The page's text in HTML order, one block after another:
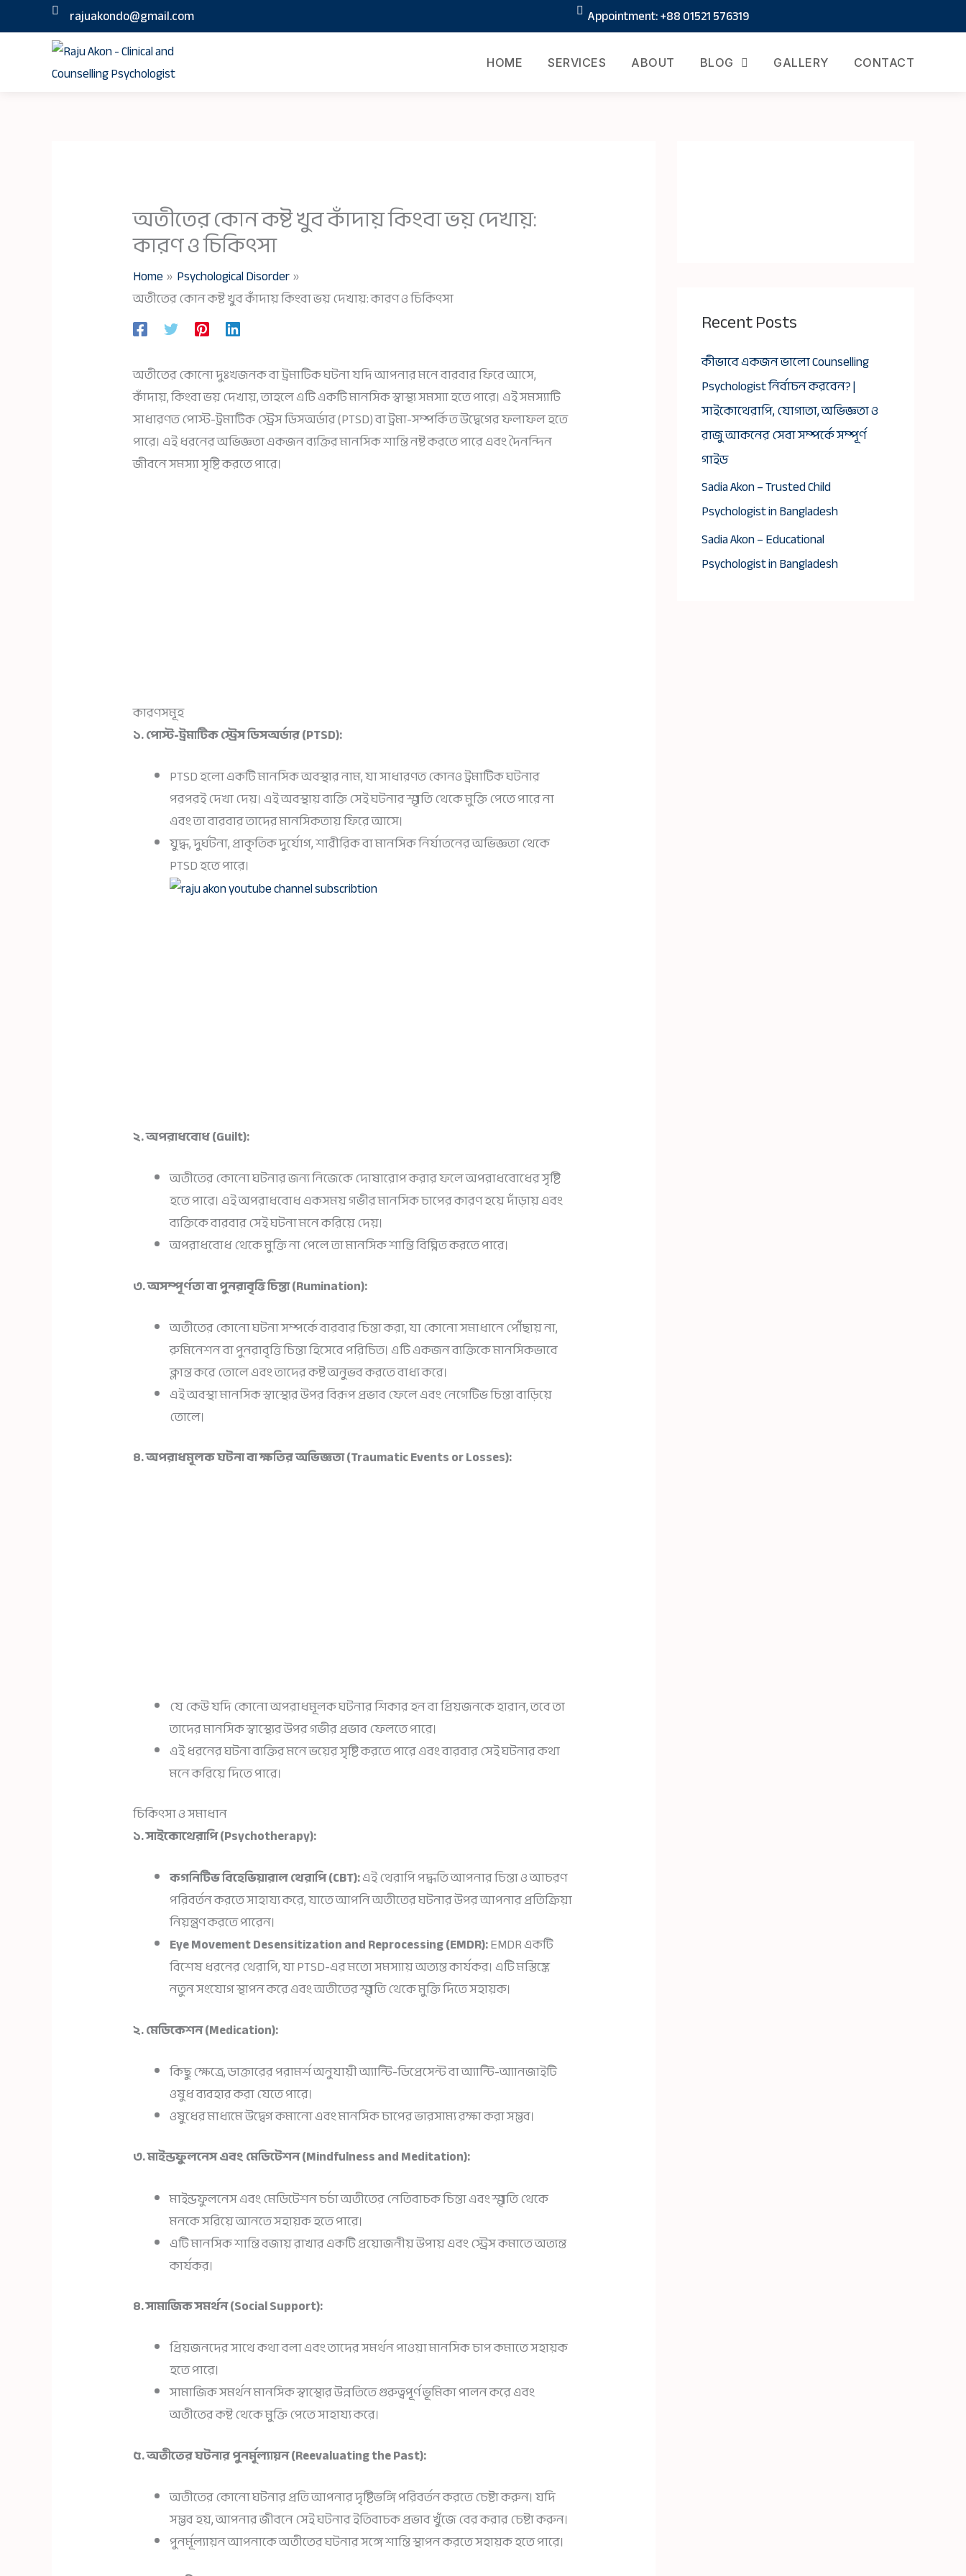
to
rajuakondo@gmail.com Appointment: +88 01521 576319
HOME SERVICES ABOUT BLOG GALLERY CONTACT
অতীতের কোন কষ্ট খুব কাঁদায় কিংবা ভয় দেখায়:
কারণ ও চিকিৎসা
Home
Psychological Disorder
অতীতের কোন কষ্ট খুব কাঁদায় কিংবা ভয় দেখায়: কারণ ও চিকিৎসা
অতীতের কোনো দুঃখজনক বা ট্রমাটিক ঘটনা যদি আপনার মনে বারবার ফিরে আসে,
কাঁদায়, কিংবা ভয় দেখায়, তাহলে এটি একটি মানসিক স্বাস্থ্য সমস্যা হতে পারে। এই সমস্যাটি
সাধারণত পোস্ট-ট্রমাটিক স্ট্রেস ডিসঅর্ডার (PTSD) বা ট্রমা-সম্পর্কিত উদ্বেগের ফলাফল হতে
পারে। এই ধরনের অভিজ্ঞতা একজন ব্যক্তির মানসিক শান্তি নষ্ট করতে পারে এবং দৈনন্দিন
জীবনে সমস্যা সৃষ্টি করতে পারে।
কারণসমূহ
১. পোস্ট-ট্রমাটিক স্ট্রেস ডিসঅর্ডার (PTSD):
PTSD হলো একটি মানসিক অবস্থার নাম, যা সাধারণত কোনও ট্রমাটিক ঘটনার
পরপরই দেখা দেয়। এই অবস্থায় ব্যক্তি সেই ঘটনার স্মৃতি থেকে মুক্তি পেতে পারে না
এবং তা বারবার তাদের মানসিকতায় ফিরে আসে।
যুদ্ধ, দুর্ঘটনা, প্রাকৃতিক দুর্যোগ, শারীরিক বা মানসিক নির্যাতনের অভিজ্ঞতা থেকে
PTSD হতে পারে।
২. অপরাধবোধ (Guilt):
অতীতের কোনো ঘটনার জন্য নিজেকে দোষারোপ করার ফলে অপরাধবোধের সৃষ্টি
হতে পারে। এই অপরাধবোধ একসময় গভীর মানসিক চাপের কারণ হয়ে দাঁড়ায় এবং
ব্যক্তিকে বারবার সেই ঘটনা মনে করিয়ে দেয়।
অপরাধবোধ থেকে মুক্তি না পেলে তা মানসিক শান্তি বিঘ্নিত করতে পারে।
৩. অসম্পূর্ণতা বা পুনরাবৃত্তি চিন্তা (Rumination):
অতীতের কোনো ঘটনা সম্পর্কে বারবার চিন্তা করা, যা কোনো সমাধানে পৌঁছায় না,
রুমিনেশন বা পুনরাবৃত্তি চিন্তা হিসেবে পরিচিত। এটি একজন ব্যক্তিকে মানসিকভাবে
ক্লান্ত করে তোলে এবং তাদের কষ্ট অনুভব করতে বাধ্য করে।
এই অবস্থা মানসিক স্বাস্থ্যের উপর বিরূপ প্রভাব ফেলে এবং নেগেটিভ চিন্তা বাড়িয়ে
তোলে।
৪. অপরাধমূলক ঘটনা বা ক্ষতির অভিজ্ঞতা (Traumatic Events or Losses):
যে কেউ যদি কোনো অপরাধমূলক ঘটনার শিকার হন বা প্রিয়জনকে হারান, তবে তা
তাদের মানসিক স্বাস্থ্যের উপর গভীর প্রভাব ফেলতে পারে।
এই ধরনের ঘটনা ব্যক্তির মনে ভয়ের সৃষ্টি করতে পারে এবং বারবার সেই ঘটনার কথা
মনে করিয়ে দিতে পারে।
চিকিৎসা ও সমাধান
১. সাইকোথেরাপি (Psychotherapy):
কগনিটিভ বিহেভিয়ারাল থেরাপি (CBT):এই থেরাপি পদ্ধতি আপনার চিন্তা ও আচরণ
পরিবর্তন করতে সাহায্য করে, যাতে আপনি অতীতের ঘটনার উপর আপনার প্রতিক্রিয়া
নিয়ন্ত্রণ করতে পারেন।
Eye Movement Desensitization and Reprocessing (EMDR):EMDR একটি
বিশেষ ধরনের থেরাপি, যা PTSD-এর মতো সমস্যায় অত্যন্ত কার্যকর। এটি মস্তিষ্কে
নতুন সংযোগ স্থাপন করে এবং অতীতের স্মৃতি থেকে মুক্তি দিতে সহায়ক।
২. মেডিকেশন (Medication):
কিছু ক্ষেত্রে, ডাক্তারের পরামর্শ অনুযায়ী অ্যান্টি-ডিপ্রেসেন্ট বা অ্যান্টি-অ্যানজাইটি
ওষুধ ব্যবহার করা যেতে পারে।
ওষুধের মাধ্যমে উদ্বেগ কমানো এবং মানসিক চাপের ভারসাম্য রক্ষা করা সম্ভব।
৩. মাইন্ডফুলনেস এবং মেডিটেশন (Mindfulness and Meditation):
মাইন্ডফুলনেস এবং মেডিটেশন চর্চা অতীতের নেতিবাচক চিন্তা এবং স্মৃতি থেকে
মনকে সরিয়ে আনতে সহায়ক হতে পারে।
এটি মানসিক শান্তি বজায় রাখার একটি প্রয়োজনীয় উপায় এবং স্ট্রেস কমাতে অত্যন্ত
কার্যকর।
৪. সামাজিক সমর্থন (Social Support):
প্রিয়জনদের সাথে কথা বলা এবং তাদের সমর্থন পাওয়া মানসিক চাপ কমাতে সহায়ক
হতে পারে।
সামাজিক সমর্থন মানসিক স্বাস্থ্যের উন্নতিতে গুরুত্বপূর্ণ ভূমিকা পালন করে এবং
অতীতের কষ্ট থেকে মুক্তি পেতে সাহায্য করে।
৫. অতীতের ঘটনার পুনর্মূল্যায়ন (Reevaluating the Past):
অতীতের কোনো ঘটনার প্রতি আপনার দৃষ্টিভঙ্গি পরিবর্তন করতে চেষ্টা করুন। যদি
সম্ভব হয়, আপনার জীবনে সেই ঘটনার ইতিবাচক প্রভাব খুঁজে বের করার চেষ্টা করুন।
পুনর্মূল্যায়ন আপনাকে অতীতের ঘটনার সঙ্গে শান্তি স্থাপন করতে সহায়ক হতে পারে।
Recent Posts
কীভাবে একজন ভালো Counselling
Psychologist নির্বাচন করবেন? |
সাইকোথেরাপি, যোগ্যতা, অভিজ্ঞতা ও
রাজু আকনের সেবা সম্পর্কে সম্পূর্ণ
গাইড
Sadia Akon – Trusted Child
Psychologist in Bangladesh
Sadia Akon – Educational
Psychologist in Bangladesh